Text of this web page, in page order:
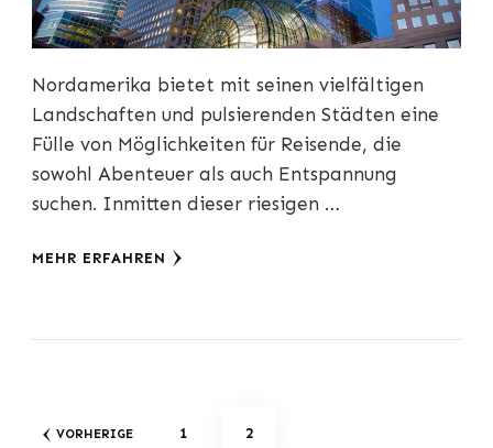
Nordamerika bietet mit seinen vielfältigen
Landschaften und pulsierenden Städten eine
Fülle von Möglichkeiten für Reisende, die
sowohl Abenteuer als auch Entspannung
suchen. Inmitten dieser riesigen …
MEHR ERFAHREN
Seitennummerierung
VORHERIGE SEITE
1 SEITE
2